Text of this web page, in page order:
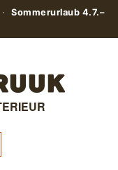
·Sommerurlaub 4.7.–